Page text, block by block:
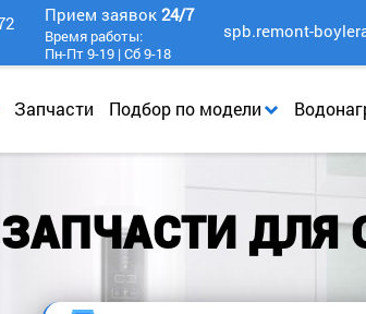
Запчасти Подбор по модели
Прием заявок 24/7
Время работы:
Пн-Пт 9-19 | Сб 9-18
spb.remont-
ЗАПЧАСТИ ДЛЯ